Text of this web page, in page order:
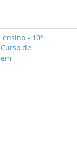
ensino - 10º
de